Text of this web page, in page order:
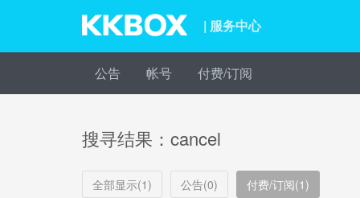
| 服务中心
公告 帐号 付费/订阅
搜寻结果：cancel
全部显示(1) 公告(0) 付费/订阅(1)